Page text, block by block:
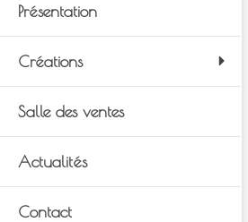
Présentation
Créations
Salle des ventes
Actualités
Contact